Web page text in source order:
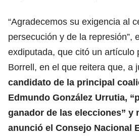
“Agradecemos su exigencia al
persecución y de la represión”,
exdiputada, que citó un artículo
Borrell, en el que reitera que, a
candidato de la principal
Edmundo González Urrutia,
ganador de las elecciones” y
anunció el Consejo Nacional